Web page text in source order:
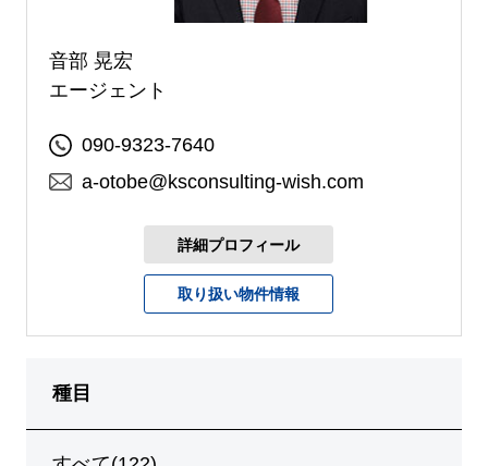
音部 晃宏
エージェント
090-9323-7640
a-otobe@ksconsulting-wish.com
詳細プロフィール
取り扱い物件情報
種目